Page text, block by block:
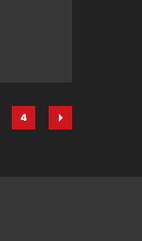
Página
4